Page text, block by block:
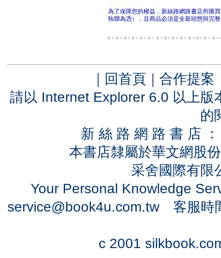
為了保障您的權益，新絲路網路書店所購
執聯為憑），且商品必須是全新狀態與完
｜ 回首頁 ｜ 合作提案
請以 Internet Explorer 6.0 以上
的
新 絲 路 網 路 書 店
本書店隸屬於華文網股
采舍國際有
Your Personal Knowledge
service@book4u.com.tw客服時
c 2001